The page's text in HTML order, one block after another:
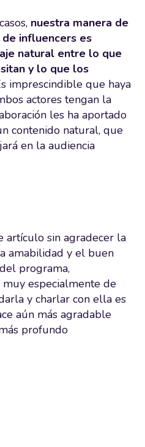
nuestra manera de
influencers es
natural entre lo que
y lo que los
imprescindible que haya
actores tengan la
les ha aportado
contenido natural, que
en la audiencia
artículo sin agradecer la
amabilidad y el buen
programa,
muy especialmente de
y charlar con ella es
aún más agradable
profundo